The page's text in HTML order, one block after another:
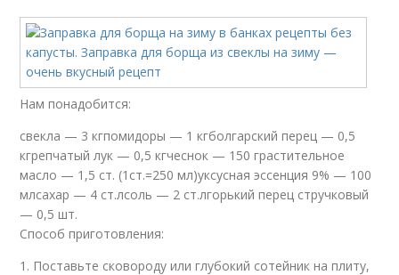
Нам понадобится:
свекла — 3 кгпомидоры — 1 кгболгарский перец — 0,5
кгрепчатый лук — 0,5 кгчеснок — 150 грастительное
масло — 1,5 ст. (1ст.=250 мл)уксусная эссенция 9% — 100
млсахар — 4 ст.лсоль — 2 ст.лгорький перец стручковый
— 0,5 шт.
Способ приготовления:
1. Поставьте сковороду или глубокий сотейник на плиту,